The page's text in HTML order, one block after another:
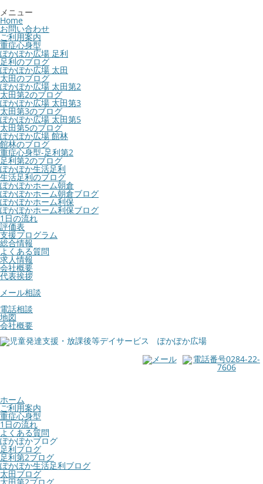
メニュー
Home
お問い合わせ
ご利用案内
重症心身型
ぽかぽか広場 足利
足利のブログ
ぽかぽか広場 太田
太田のブログ
ぽかぽか広場 太田第2
太田第2のブログ
ぽかぽか広場 太田第3
太田第3のブログ
ぽかぽか広場 太田第5
太田第5のブログ
ぽかぽか広場 館林
館林のブログ
重症心身型-足利第2
足利第2のブログ
ぽかぽか生活足利
生活足利のブログ
ぽかぽかホーム朝倉
ぽかぽかホーム朝倉ブログ
ぽかぽかホーム利保
ぽかぽかホーム利保ブログ
1日の流れ
評価表
支援プログラム
総合情報
よくある質問
求人情報
会社概要
代表挨拶
メール相談
電話相談
地図
会社概要
ホーム
ご利用案内
重症心身型
1日の流れ
よくある質問
ぽかぽかブログ
足利ブログ
足利第2ブログ
ぽかぽか生活足利ブログ
太田ブログ